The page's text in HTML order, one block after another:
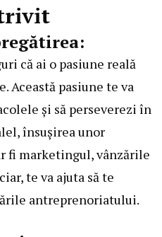
că ai o pasiune reală
Această pasiune te va
și să perseverezi în
însușirea unor
fi marketingul, vânzările
te va ajuta să te
antreprenoriatului.